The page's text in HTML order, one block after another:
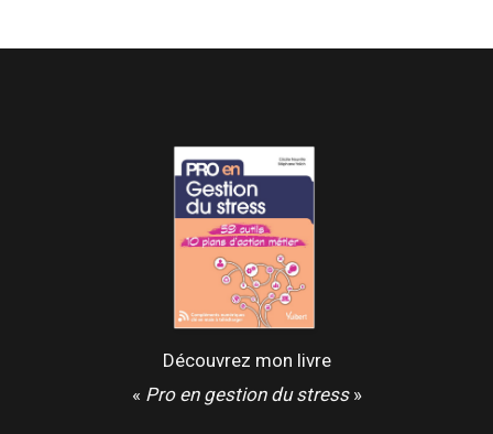
Découvrez mon livre
« Pro en gestion du stress»